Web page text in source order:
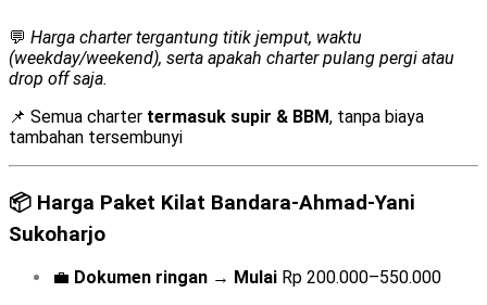
💬 Harga charter tergantung titik jemput, waktu
(weekday/weekend), serta apakah charter pulang pergi atau
drop off saja.
📌 Semua charter termasuk supir & BBM, tanpa biaya
tambahan tersembunyi
📦 Harga Paket Kilat Bandara-Ahmad-Yani
Sukoharjo
💼 Dokumen ringan → Mulai Rp 200.000–550.000